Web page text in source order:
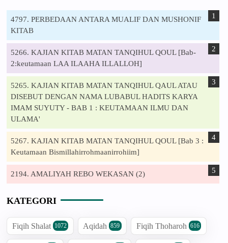
4797. PERBEDAAN ANTARA MUALIF DAN MUSHONIF
KITAB
5266. KAJIAN KITAB MATAN TANQIHUL QOUL [Bab-
2:keutamaan LAA ILAAHA ILLALLOH]
5265. KAJIAN KITAB MATAN TANQIHUL QAUL ATAU
DISEBUT DENGAN NAMA LUBABUL HADITS KARYA
IMAM SUYUTY - BAB 1 : KEUTAMAAN ILMU DAN
ULAMA'
5267. KAJIAN KITAB MATAN TANQIHUL QOUL [Bab 3 :
Keutamaan Bismillahirrohmaanirrohiim]
2194. AMALIYAH REBO WEKASAN (2)
KATEGORI
Fiqih Shalat 1072 Aqidah 859 Fiqih Thoharoh 616